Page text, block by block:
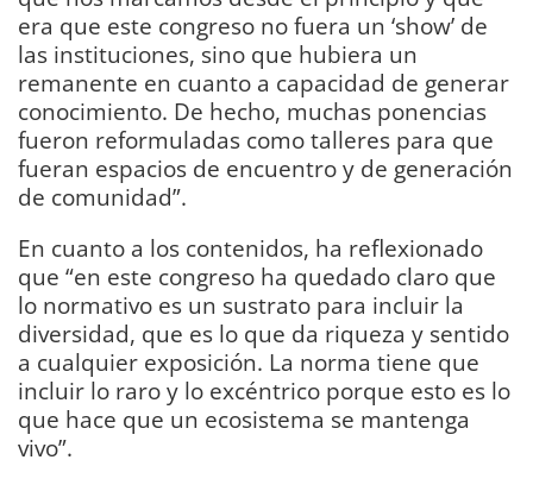
era que este congreso no fuera un ‘show’ de
las instituciones, sino que hubiera un
remanente en cuanto a capacidad de generar
conocimiento. De hecho, muchas ponencias
fueron reformuladas como talleres para que
fueran espacios de encuentro y de generación
de comunidad”.
En cuanto a los contenidos, ha reflexionado
que “en este congreso ha quedado claro que
lo normativo es un sustrato para incluir la
diversidad, que es lo que da riqueza y sentido
a cualquier exposición. La norma tiene que
incluir lo raro y lo excéntrico porque esto es lo
que hace que un ecosistema se mantenga
vivo”.